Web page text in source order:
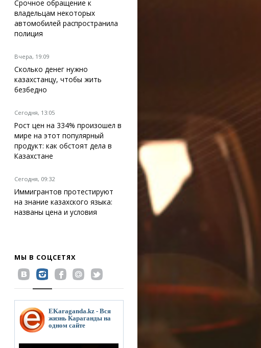
Срочное обращение к
владельцам некоторых
автомобилей распространила
полиция
Вчера, 19:09
Сколько денег нужно
казахстанцу, чтобы жить
безбедно
Сегодня, 13:05
Рост цен на 334% произошел в
мире на этот популярный
продукт: как обстоят дела в
Казахстане
Сегодня, 09:32
Иммигрантов протестируют
на знание казахского языка:
названы цена и условия
МЫ В СОЦСЕТЯХ
EKaraganda.kz - Вся
жизнь Караганды на
одном сайте